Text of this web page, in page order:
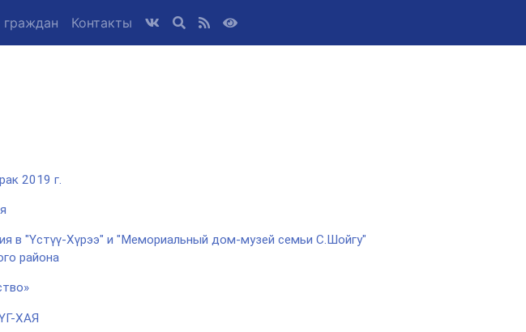
Контакты
2019 г.
в "Үстүү-Хүрээ" и "Мемориальный дом-музей семьи С.Шойгу"
района
ХАЯ